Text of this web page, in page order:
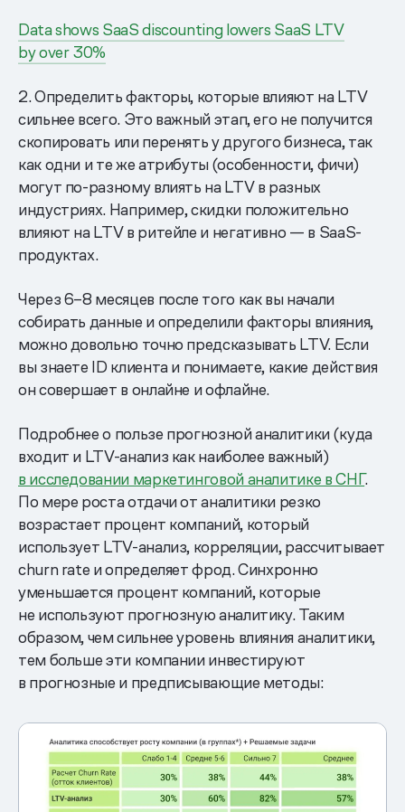
Data shows SaaS discounting lowers SaaS LTV
by over 30%
2. Определить факторы, которые влияют на LTV
сильнее всего. Это важный этап, его не получится
скопировать или перенять у другого бизнеса, так
как одни и те же атрибуты (особенности, фичи)
могут по-разному влиять на LTV в разных
индустриях. Например, скидки положительно
влияют на LTV в ритейле и негативно — в SaaS-
продуктах.
Через 6–8 месяцев после того как вы начали
собирать данные и определили факторы влияния,
можно довольно точно предсказывать LTV. Если
вы знаете ID клиента и понимаете, какие действия
он совершает в онлайне и офлайне.
Подробнее о пользе прогнозной аналитики (куда
входит и LTV-анализ как наиболее важный)
в исследовании маркетинговой аналитике в СНГ.
По мере роста отдачи от аналитики резко
возрастает процент компаний, который
использует LTV-анализ, корреляции, рассчитывает
churn rate и определяет фрод. Синхронно
уменьшается процент компаний, которые
не используют прогнозную аналитику. Таким
образом, чем сильнее уровень влияния аналитики,
тем больше эти компании инвестируют
в прогнозные и предписывающие методы: